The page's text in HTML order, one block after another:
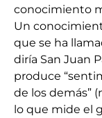
conocimiento
Un
que se ha
diría San Juan
produce
de los demás”
lo que mide el